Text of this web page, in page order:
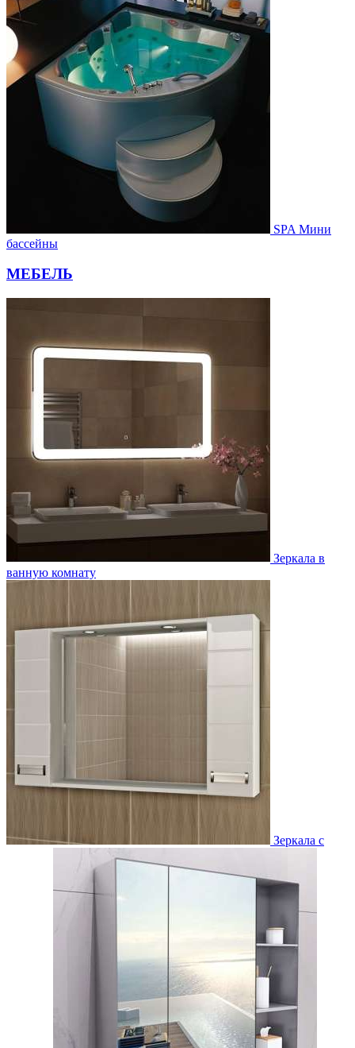
SPA Мини
бассейны
МЕБЕЛЬ
Зеркала в
ванную комнату
Зеркала с